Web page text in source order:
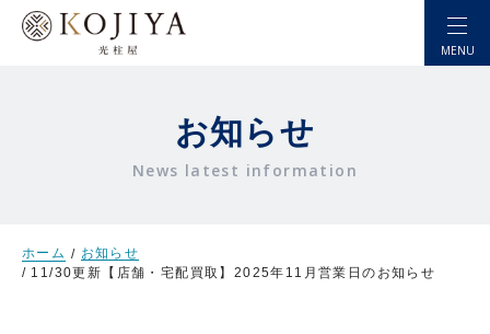
自宅から売りたい
MENU
お知らせ
News latest information
ホーム
お知らせ
11/30更新【店舗・宅配買取】2025年11月営業日のお知らせ